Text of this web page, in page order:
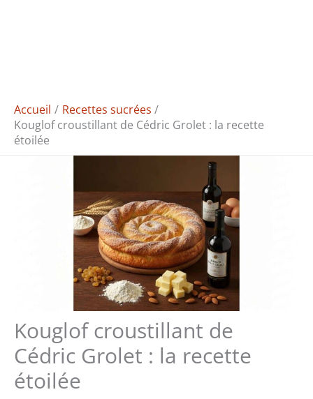
Accueil
Recettes sucrées
Kouglof croustillant de Cédric Grolet : la recette
étoilée
Kouglof croustillant de
Cédric Grolet : la recette
étoilée